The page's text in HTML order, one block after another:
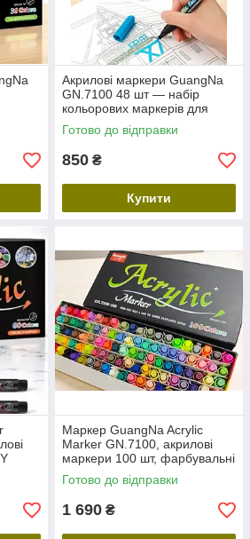
Акрилові маркери GuangNa
GN.7100 48 шт — набір
кольорових маркерів для
малювання, декору, творчості
Готово до відправки
850 ₴
Купити
Маркер GuangNa Acrylic
Marker GN.7100, акрилові
маркери 100 шт, фарбувальні
маркери для малювання,
набор акрилових маркерів
Готово до відправки
1 690 ₴